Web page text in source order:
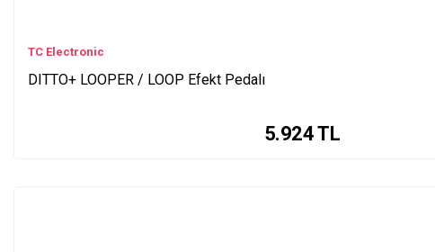
TC Electronic
DITTO+ LOOPER / LOOP Efekt Pedalı
5.924TL